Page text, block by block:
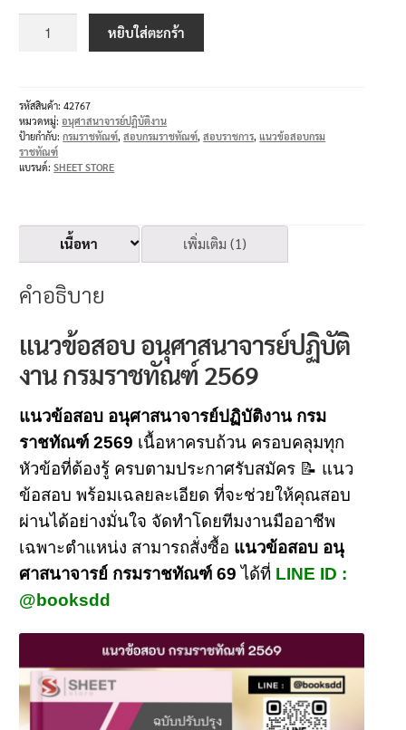
หยิบใส่ตะกร้า
รหัสสินค้า:42767
หมวดหมู่:อนุศาสนาจารย์ปฏิบัติงาน
ป้ายกำกับ:กรมราชทัณฑ์,สอบกรมราชทัณฑ์,สอบราชการ,แนวข้อสอบกรม
ราชทัณฑ์
แบรนด์:SHEET STORE
เนื้อหา เพิ่มเติม (1)
คำอธิบาย
แนวข้อสอบ อนุศาสนาจารย์ปฏิบัติ
งาน กรมราชทัณฑ์ 2569
แนวข้อสอบ อนุศาสนาจารย์ปฏิบัติงาน กรม
ราชทัณฑ์ 2569 เนื้อหาครบถ้วน ครอบคลุมทุก
หัวข้อที่ต้องรู้ ครบตามประกาศรับสมัคร 📝 แนว
ข้อสอบ พร้อมเฉลยละเอียด ที่จะช่วยให้คุณสอบ
ผ่านได้อย่างมั่นใจ จัดทำโดยทีมงานมืออาชีพ
เฉพาะตำแหน่ง สามารถสั่งซื้อ แนวข้อสอบ อนุ
ศาสนาจารย์ กรมราชทัณฑ์ 69 ได้ที่ LINE ID :
@booksdd